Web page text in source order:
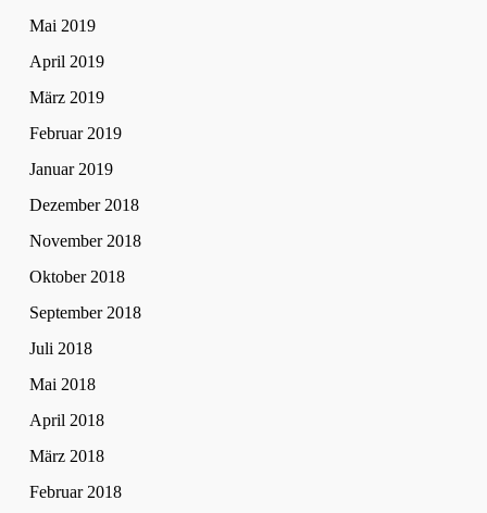
Mai 2019
April 2019
März 2019
Februar 2019
Januar 2019
Dezember 2018
November 2018
Oktober 2018
September 2018
Juli 2018
Mai 2018
April 2018
März 2018
Februar 2018